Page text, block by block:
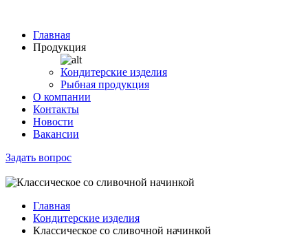
Главная
Продукция
Кондитерские изделия
Рыбная продукция
О компании
Контакты
Новости
Вакансии
Задать вопрос
Главная
Кондитерские изделия
Классическое со сливочной начинкой